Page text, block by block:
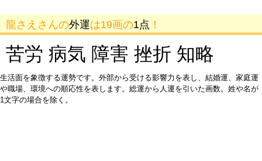
龍さえさんの外運は19画の1点 ！
苦労 病気 障害 挫折 知略
生活面を象徴する運勢です。外部から受ける影響力を表し、結婚運、家庭運
や職場、環境への順応性を表します。総運から人運を引いた画数。姓や名が
1文字の場合を除く。